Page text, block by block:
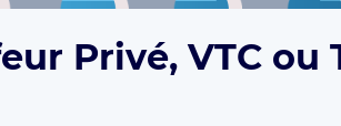
Privé, VTC ou